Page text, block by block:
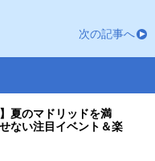
次の記事へ
】夏のマドリッドを満
ない注目イベント＆楽